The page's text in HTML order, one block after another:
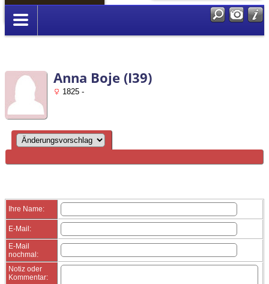
Anmelden
Anna Boje (I39)
1825 -
Ihre Name:
E-Mail:
E-Mail
nochmal:
Notiz oder
Kommentar: